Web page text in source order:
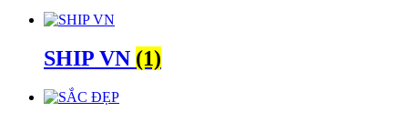
SHIP VN (1)